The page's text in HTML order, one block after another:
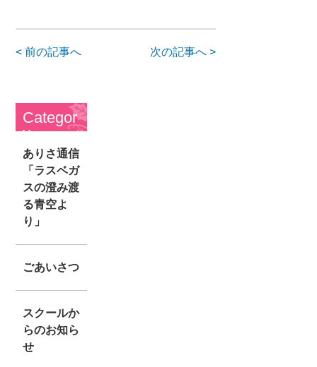
< 前の記事へ 次の記事へ >
Categor
y
ありさ通信
「ラスベガ
スの澄み渡
る青空よ
り」
ごあいさつ
スクールか
らのお知ら
せ